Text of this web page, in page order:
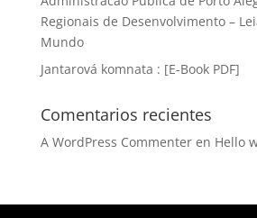
Regionais de Desenvolvimento –
Mundo
Jantarová komnata : [E-Book PDF]
Comentarios recientes
A WordPress Commenteren Hello